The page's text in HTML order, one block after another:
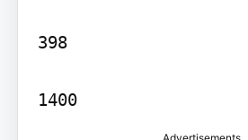
398
1400